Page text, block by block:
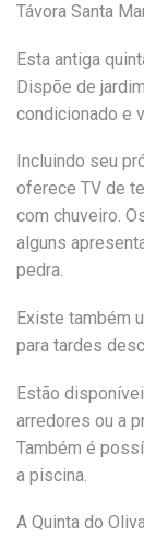
Távora Santa
Esta antiga
Dispõe de
condicionado e
Incluindo seu
oferece TV de
com chuveiro.
alguns
pedra.
Existe também
para tardes
Estão
arredores ou a
Também é
a piscina.
A Quinta do